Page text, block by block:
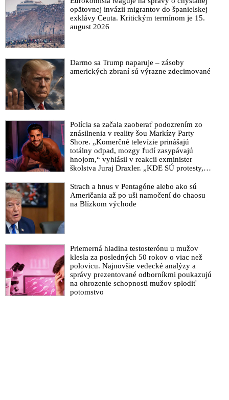
opätovnej invázii migrantov do španielskej
exklávy Ceuta. Kritickým termínom je 15.
august 2026
Darmo sa Trump naparuje – zásoby
amerických zbraní sú výrazne zdecimované
Polícia sa začala zaoberať podozrením zo
znásilnenia v reality šou Markízy Party
Shore. „Komerčné televízie prinášajú
totálny odpad, mozgy ľudí zasypávajú
hnojom,“ vyhlásil v reakcii exminister
školstva Juraj Draxler. „KDE SÚ protesty,
pracovníkov?“ spýtal sa
Strach a hnus v Pentagóne alebo ako sú
Američania až po uši namočení do chaosu
na Blízkom východe
Priemerná hladina testosterónu u mužov
klesla za posledných 50 rokov o viac než
polovicu. Najnovšie vedecké analýzy a
správy prezentované odborníkmi poukazujú
na ohrozenie schopnosti mužov splodiť
potomstvo